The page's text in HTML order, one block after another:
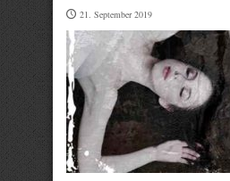
21. September 2019